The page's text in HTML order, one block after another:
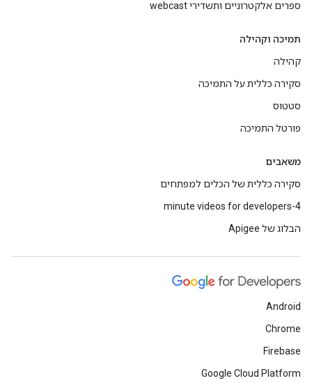
ספרים אלקטרוניים ותשדירי webcast
תמיכה וקהילה
קהילה
סקירה כללית על התמיכה
סטטוס
פורטל התמיכה
משאבים
סקירה כללית של הכלים למפתחים
4-minute videos for developers
הבלוג של Apigee
Android
Chrome
Firebase
Google Cloud Platform